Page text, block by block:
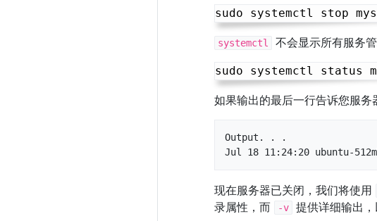
systemctl 不会显示所有服务
如果输出的最后一行告诉您服务
Output. . .
Jul 18 11:24:20 ubuntu-
现在服务器已关闭，我们将使用
录属性，而
-v
提供详细输出，